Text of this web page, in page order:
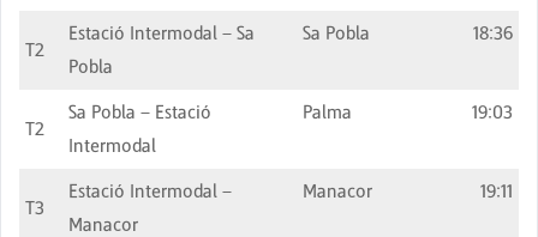
T2
Estació Intermodal – Sa
Pobla
Sa Pobla 18:36
T2
Sa Pobla – Estació
Intermodal
Palma 19:03
T3
Estació Intermodal –
Manacor
Manacor 19:11